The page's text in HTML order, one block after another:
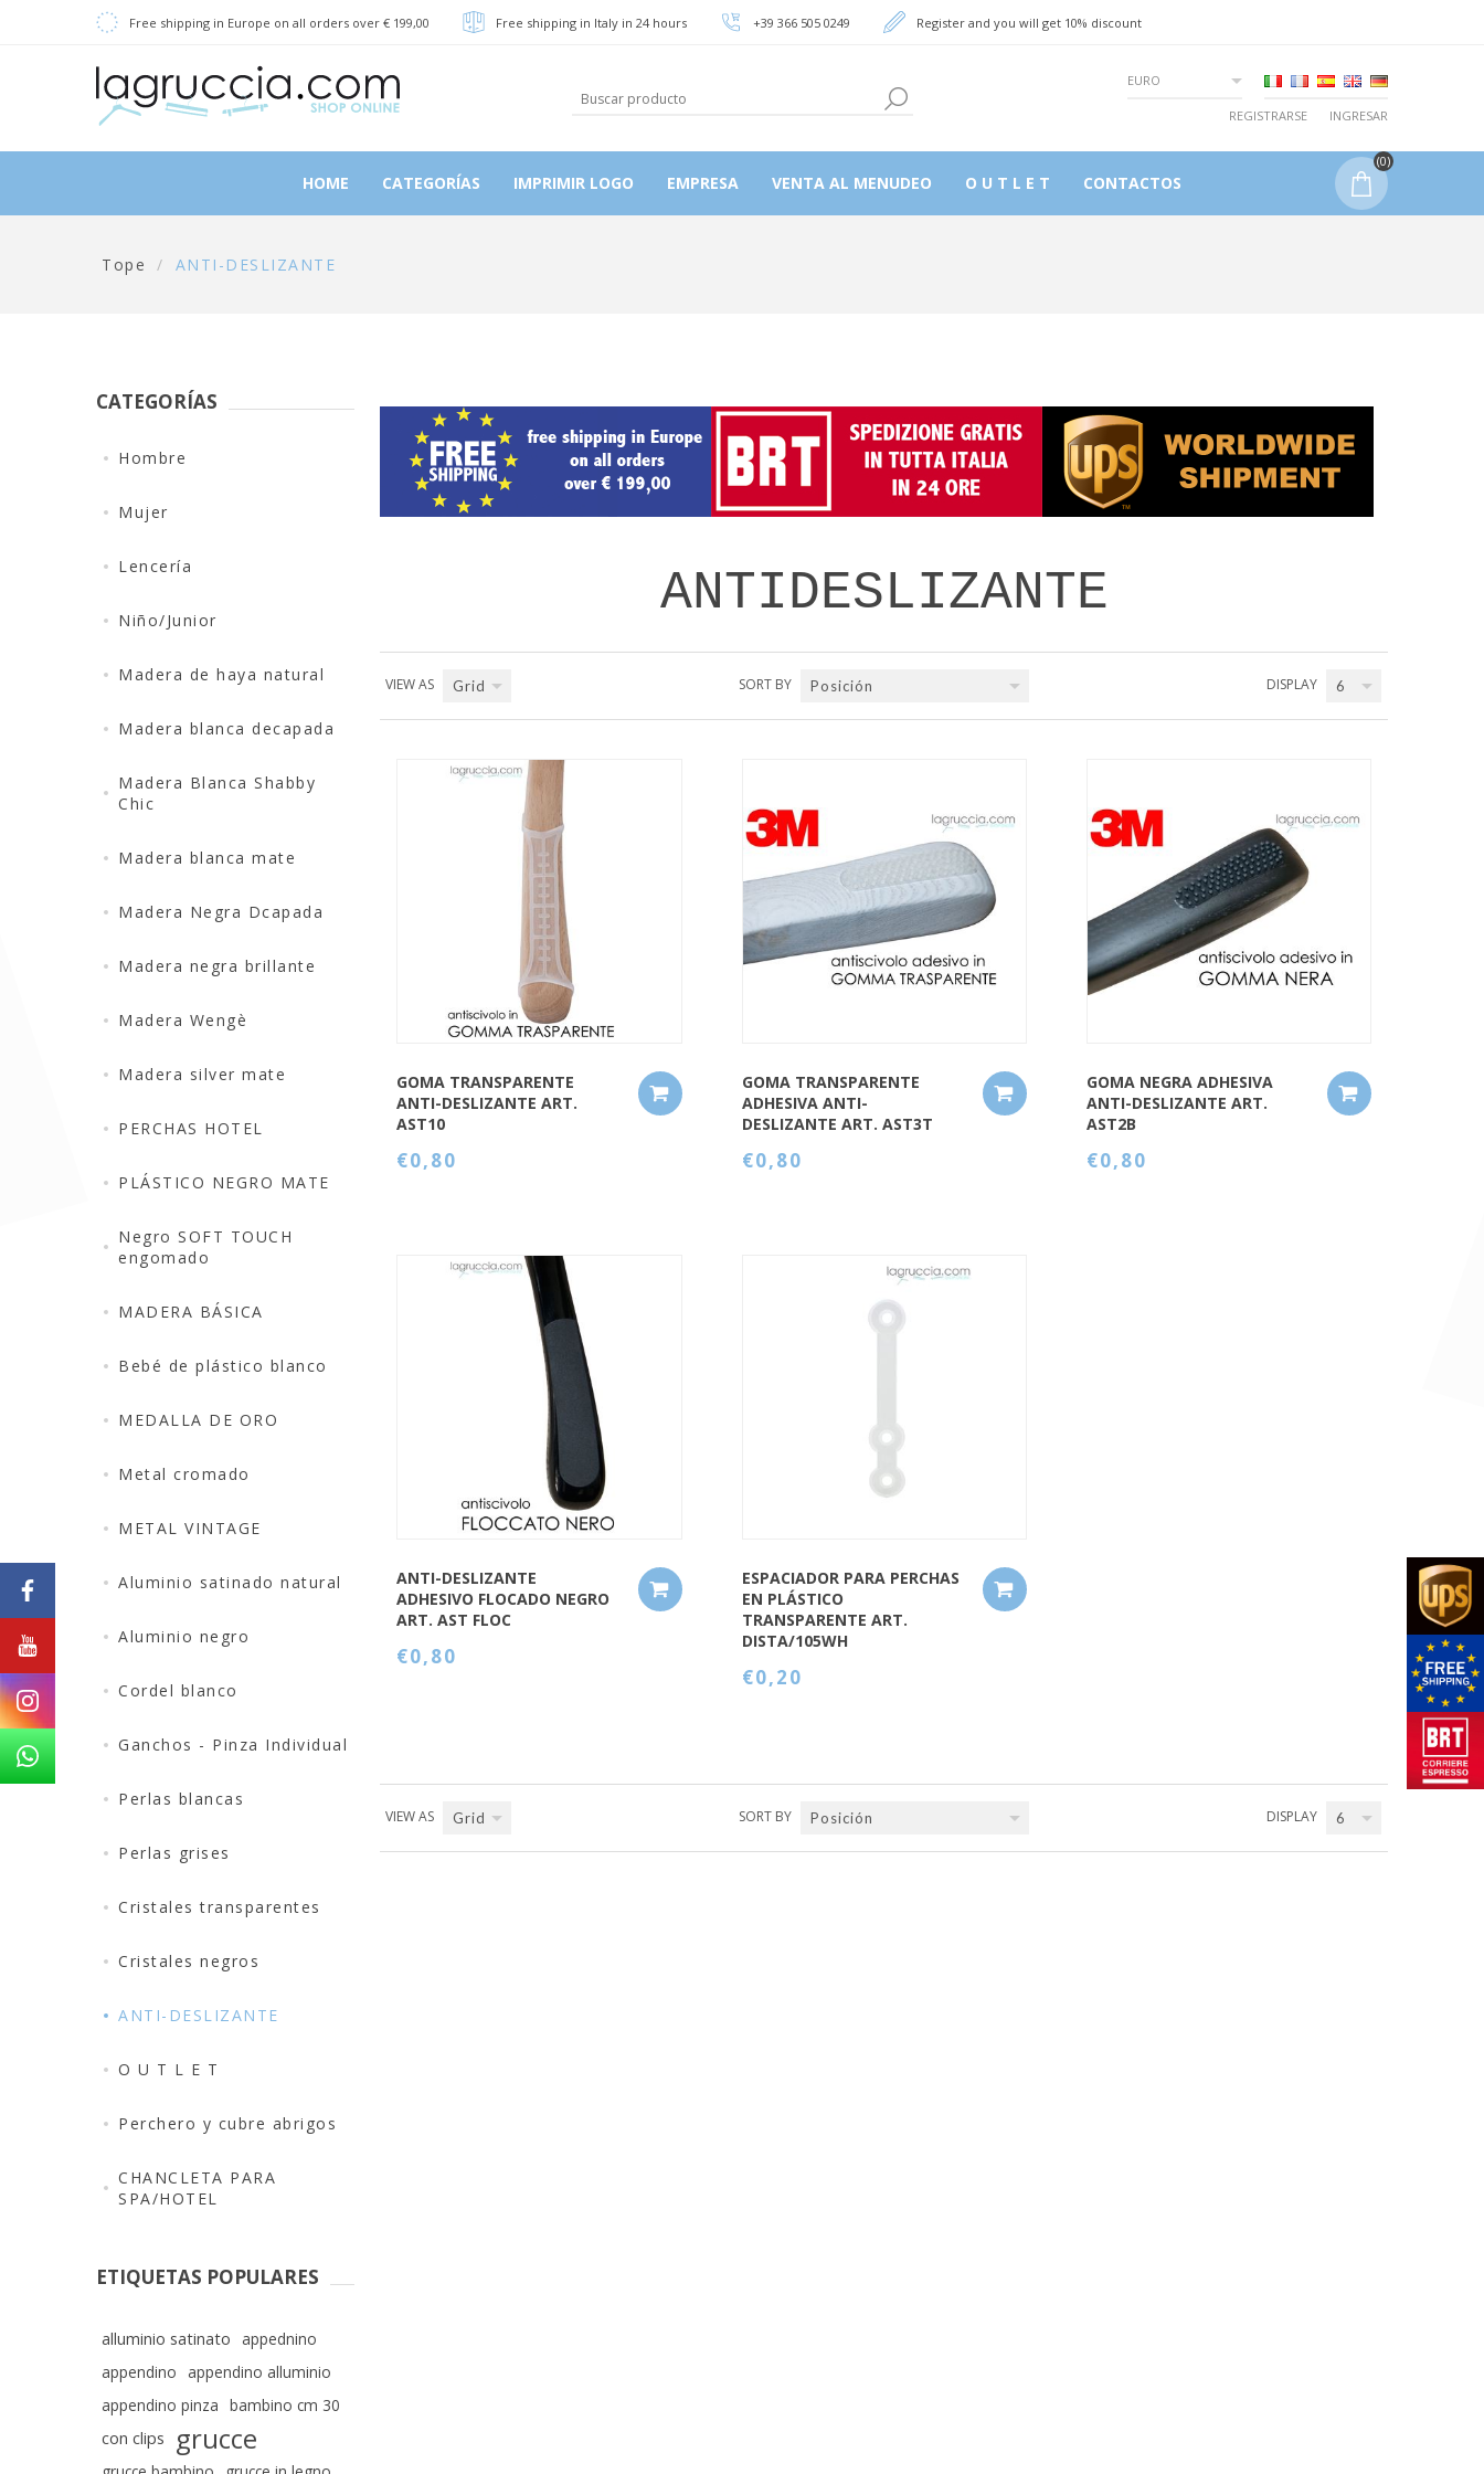
Free shipping in Europe on all orders over € 199,00 Free shipping in Italy in 24 hours +39 366 505 0249 Register and you will get 10% discount
EURO
REGISTRARSE INGRESAR
HOME CATEGORÍAS IMPRIMIR LOGO EMPRESA VENTA AL MENUDEO O U T L E T CONTACTOS
(0)
Tope / ANTI-DESLIZANTE
ANTIDESLIZANTE
VIEW AS Grid SORT BY Posición DISPLAY 6
GOMA TRANSPARENTE
ANTI-DESLIZANTE ART.
AST10
€0,80
GOMA TRANSPARENTE
ADHESIVA ANTI-
DESLIZANTE ART. AST3T
€0,80
QUICK VIEW
GOMA NEGRA ADHESIVA
ANTI-DESLIZANTE ART.
AST2B
€0,80
ANTI-DESLIZANTE
ADHESIVO FLOCADO NEGRO
ART. AST FLOC
€0,80
ESPACIADOR PARA PERCHAS
EN PLÁSTICO
TRANSPARENTE ART.
DISTA/105WH
€0,20
VIEW AS Grid SORT BY Posición DISPLAY 6
CATEGORÍAS
Hombre
Mujer
Lencería
Niño/Junior
Madera de haya natural
Madera blanca decapada
Madera Blanca Shabby
Chic
Madera blanca mate
Madera Negra Dcapada
Madera negra brillante
Madera Wengè
Madera silver mate
PERCHAS HOTEL
PLÁSTICO NEGRO MATE
Negro SOFT TOUCH
engomado
MADERA BÁSICA
Bebé de plástico blanco
MEDALLA DE ORO
Metal cromado
METAL VINTAGE
Aluminio satinado natural
Aluminio negro
Cordel blanco
Ganchos - Pinza Individual
Perlas blancas
Perlas grises
Cristales transparentes
Cristales negros
ANTI-DESLIZANTE
O U T L E T
Perchero y cubre abrigos
CHANCLETA PARA
SPA/HOTEL
ETIQUETAS POPULARES
alluminio satinato
appednino
appendino
appendino alluminio
appendino pinza bambino cm 30
con clips
grucce